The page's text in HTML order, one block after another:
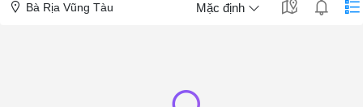
Bà Rịa Vũng Tàu Mặc định